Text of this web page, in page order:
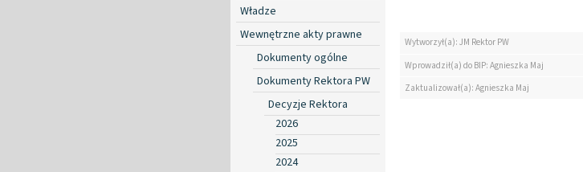
Władze
Wewnętrzne akty prawne
Dokumenty ogólne
Dokumenty Rektora PW
Decyzje Rektora
2026
2025
2024
Wytworzył(a): JM Rektor PW
Wprowadził(a) do BIP: Agnieszka Maj
Zaktualizował(a): Agnieszka Maj